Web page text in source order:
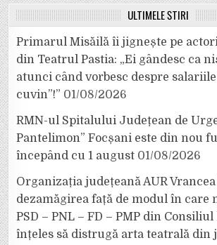
ULTIMELE ȘTIRI
Primarul Misăilă îi jignește pe
din Teatrul Pastia: „Ei gândesc ca
atunci când vorbesc despre salariile
cuvin”!” 01/08/2026
RMN-ul Spitalului Județean de
Pantelimon” Focșani este din nou
începând cu 1 august 01/08/2026
Organizația județeană AUR
dezamăgirea față de modul în care
PSD – PNL – FD – PMP din
înțeles să distrugă arta teatrală din